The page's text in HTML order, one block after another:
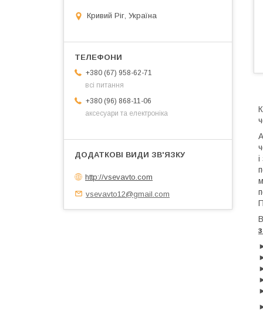
Кривий Ріг, Україна
+380 (67) 958-62-71
всі питання
+380 (96) 868-11-06
аксесуари та електроніка
http://vsevavto.com
vsevavto12@gmail.com